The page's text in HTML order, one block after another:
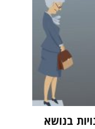
בנושא